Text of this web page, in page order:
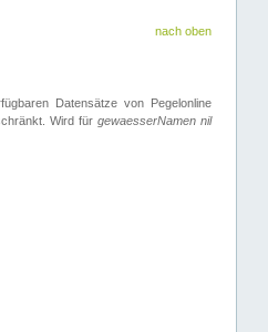
nach oben
Datensätze von Pegelonline
Wird fürgewaesserNamen nil